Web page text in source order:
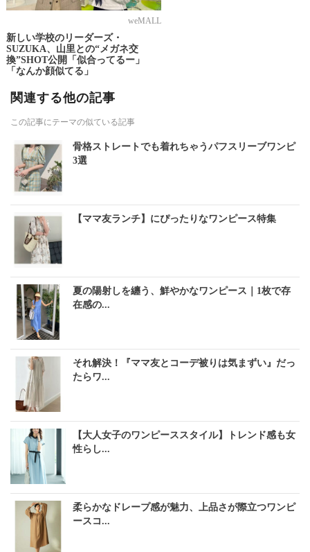
weMALL
新しい学校のリーダーズ・
SUZUKA、山里との“メガネ交
換”SHOT公開「似合ってるー」
「なんか顔似てる」
関連する他の記事
この記事にテーマの似ている記事
骨格ストレートでも着れちゃうパフスリーブワンピ
3選
【ママ友ランチ】にぴったりなワンピース特集
夏の陽射しを纏う、鮮やかなワンピース｜1枚で存
在感の...
それ解決！『ママ友とコーデ被りは気まずい』だっ
たらワ...
【大人女子のワンピーススタイル】トレンド感も女
性らし...
柔らかなドレープ感が魅力、上品さが際立つワンピ
ースコ...